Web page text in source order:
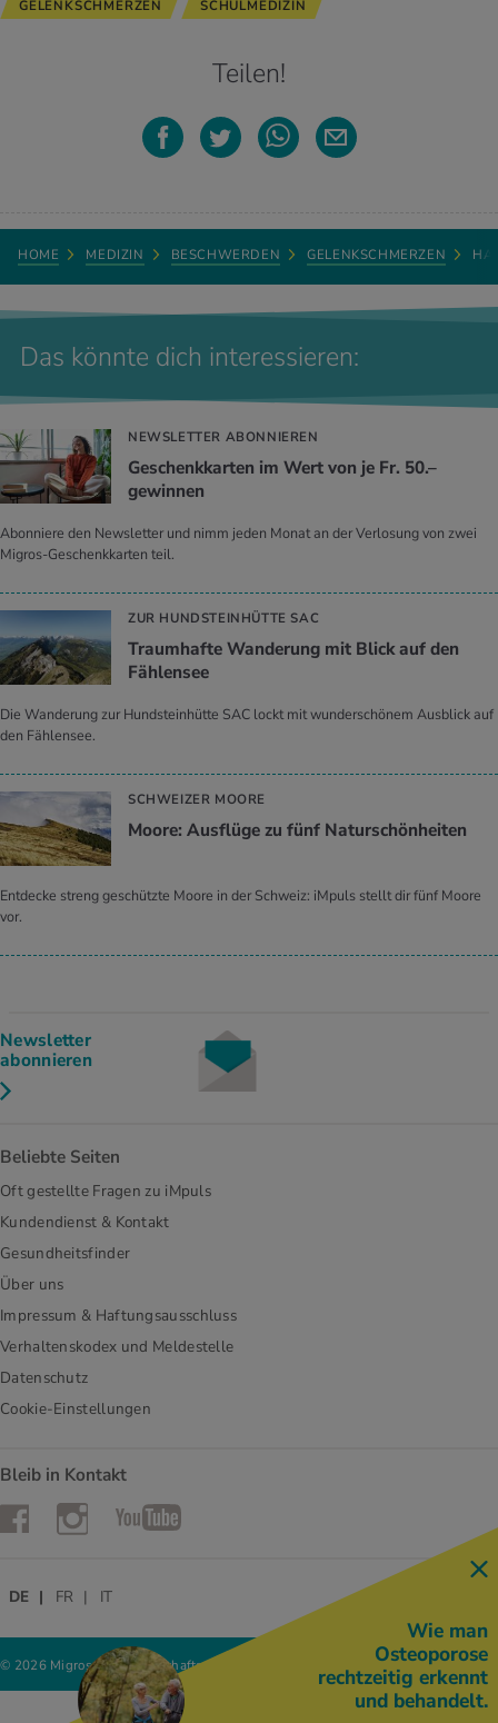
GELENKSCHMERZEN SCHULMEDIZIN
Teilen!
HOME MEDIZIN BESCHWERDEN GELENKSCHMERZEN
Das könnte dich interessieren:
NEWSLETTER ABONNIEREN
Geschenkkarten im Wert von je Fr. 50.–
gewinnen
Abonniere den Newsletter und nimm jeden Monat an der Verlosung von zwei
Migros-Geschenkkarten teil.
ZUR HUNDSTEINHÜTTE SAC
Traumhafte Wanderung mit Blick auf den
Fählensee
Die Wanderung zur Hundsteinhütte SAC lockt mit wunderschönem Ausblick auf
den Fählensee.
SCHWEIZER MOORE
Moore: Ausflüge zu fünf Naturschönheiten
Entdecke streng geschützte Moore in der Schweiz: iMpuls stellt dir fünf Moore
vor.
Newsletter
abonnieren
Beliebte Seiten
Oft gestellte Fragen zu iMpuls
Kundendienst & Kontakt
Gesundheitsfinder
Über uns
Impressum & Haftungsausschluss
Verhaltenskodex und Meldestelle
Datenschutz
Cookie-Einstellungen
Bleib in Kontakt
FacebookInstagramYouTube
© 2026 Migros-Genossenschafts-Bund
DE FR IT
Wie man
Osteoporose
rechtzeitig erkennt
und behandelt.